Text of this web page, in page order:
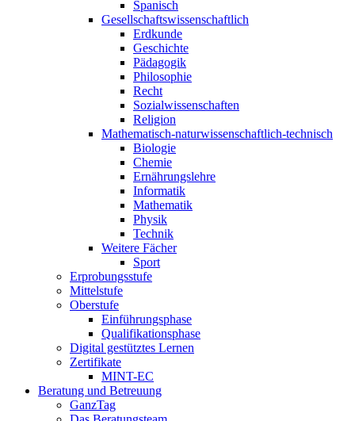
Spanisch
Gesellschaftswissenschaftlich
Erdkunde
Geschichte
Pädagogik
Philosophie
Recht
Sozialwissenschaften
Religion
Mathematisch-naturwissenschaftlich-technisch
Biologie
Chemie
Ernährungslehre
Informatik
Mathematik
Physik
Technik
Weitere Fächer
Sport
Erprobungsstufe
Mittelstufe
Oberstufe
Einführungsphase
Qualifikationsphase
Digital gestütztes Lernen
Zertifikate
MINT-EC
Beratung und Betreuung
GanzTag